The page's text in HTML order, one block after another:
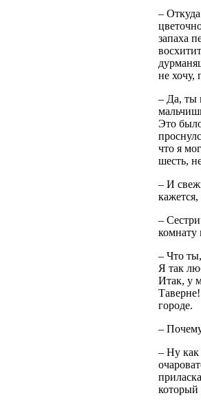
–
запаха
не хочу,
– Да, ты
Это
что я
шесть,
– И
–
комнату
– Что
Я так
Итак, у
городе.
–
– Ну как
который